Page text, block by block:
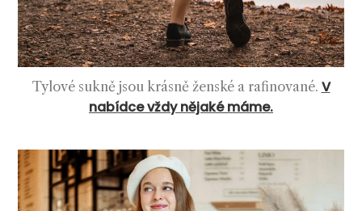
Tylové sukně jsou krásně ženské a rafinované. V
nabídce vždy nějaké máme.